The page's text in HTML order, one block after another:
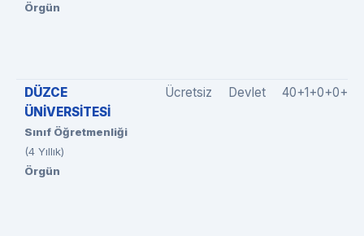
Örgün
DÜZCE
ÜNİVERSİTESİ
Sınıf Öğretmenliği
(4 Yıllık)
Örgün
Ücretsiz Devlet 40+1+0+0+0